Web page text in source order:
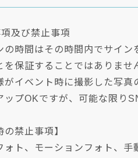
及び禁止事項
の時間はその時間内でサイ
を保証することではありませ
がイベント時に撮影した写
ップOKですが、可能な限り
の禁止事項】
ォト、モーションフォト、